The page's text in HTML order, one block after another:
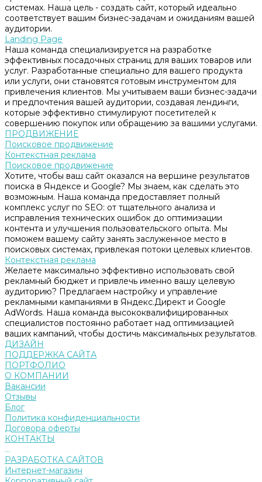
системах. Наша цель - создать сайт, который идеально
соответствует вашим бизнес-задачам и ожиданиям вашей
аудитории.
Landing Page
Наша команда специализируется на разработке
эффективных посадочных страниц для ваших товаров или
услуг. Разработанные специально для вашего продукта
или услуги, они становятся готовым инструментом для
привлечения клиентов. Мы учитываем ваши бизнес-задачи
и предпочтения вашей аудитории, создавая лендинги,
которые эффективно стимулируют посетителей к
совершению покупок или обращению за вашими услугами.
ПРОДВИЖЕНИЕ
Поисковое продвижение
Контекстная реклама
Поисковое продвижение
Хотите, чтобы ваш сайт оказался на вершине результатов
поиска в Яндексе и Google? Мы знаем, как сделать это
возможным. Наша команда предоставляет полный
комплекс услуг по SEO: от тщательного анализа и
исправления технических ошибок до оптимизации
контента и улучшения пользовательского опыта. Мы
поможем вашему сайту занять заслуженное место в
поисковых системах, привлекая потоки целевых клиентов.
Контекстная реклама
Желаете максимально эффективно использовать свой
рекламный бюджет и привлечь именно вашу целевую
аудиторию? Предлагаем настройку и управление
рекламными кампаниями в Яндекс.Директ и Google
AdWords. Наша команда высококвалифицированных
специалистов постоянно работает над оптимизацией
ваших кампаний, чтобы достичь максимальных результатов.
ДИЗАЙН
ПОДДЕРЖКА САЙТА
ПОРТФОЛИО
О КОМПАНИИ
Вакансии
Отзывы
Блог
Политика конфиденциальности
Договора оферты
КОНТАКТЫ
...
РАЗРАБОТКА САЙТОВ
Интернет-магазин